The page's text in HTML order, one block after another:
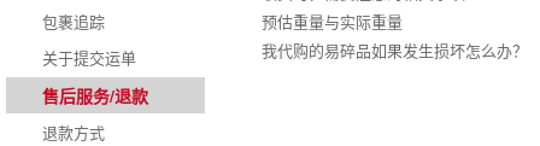
包裹追踪
关于提交运单
售后服务/退款
退款方式
预估重量与实际重量
我代购的易碎品如果发生损坏怎么办？